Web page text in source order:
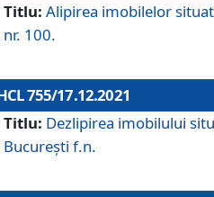
Titlu: Alipirea imobilelor
nr. 100.
755/17.12.2021
Titlu: Dezlipirea imobilului
București f.n.